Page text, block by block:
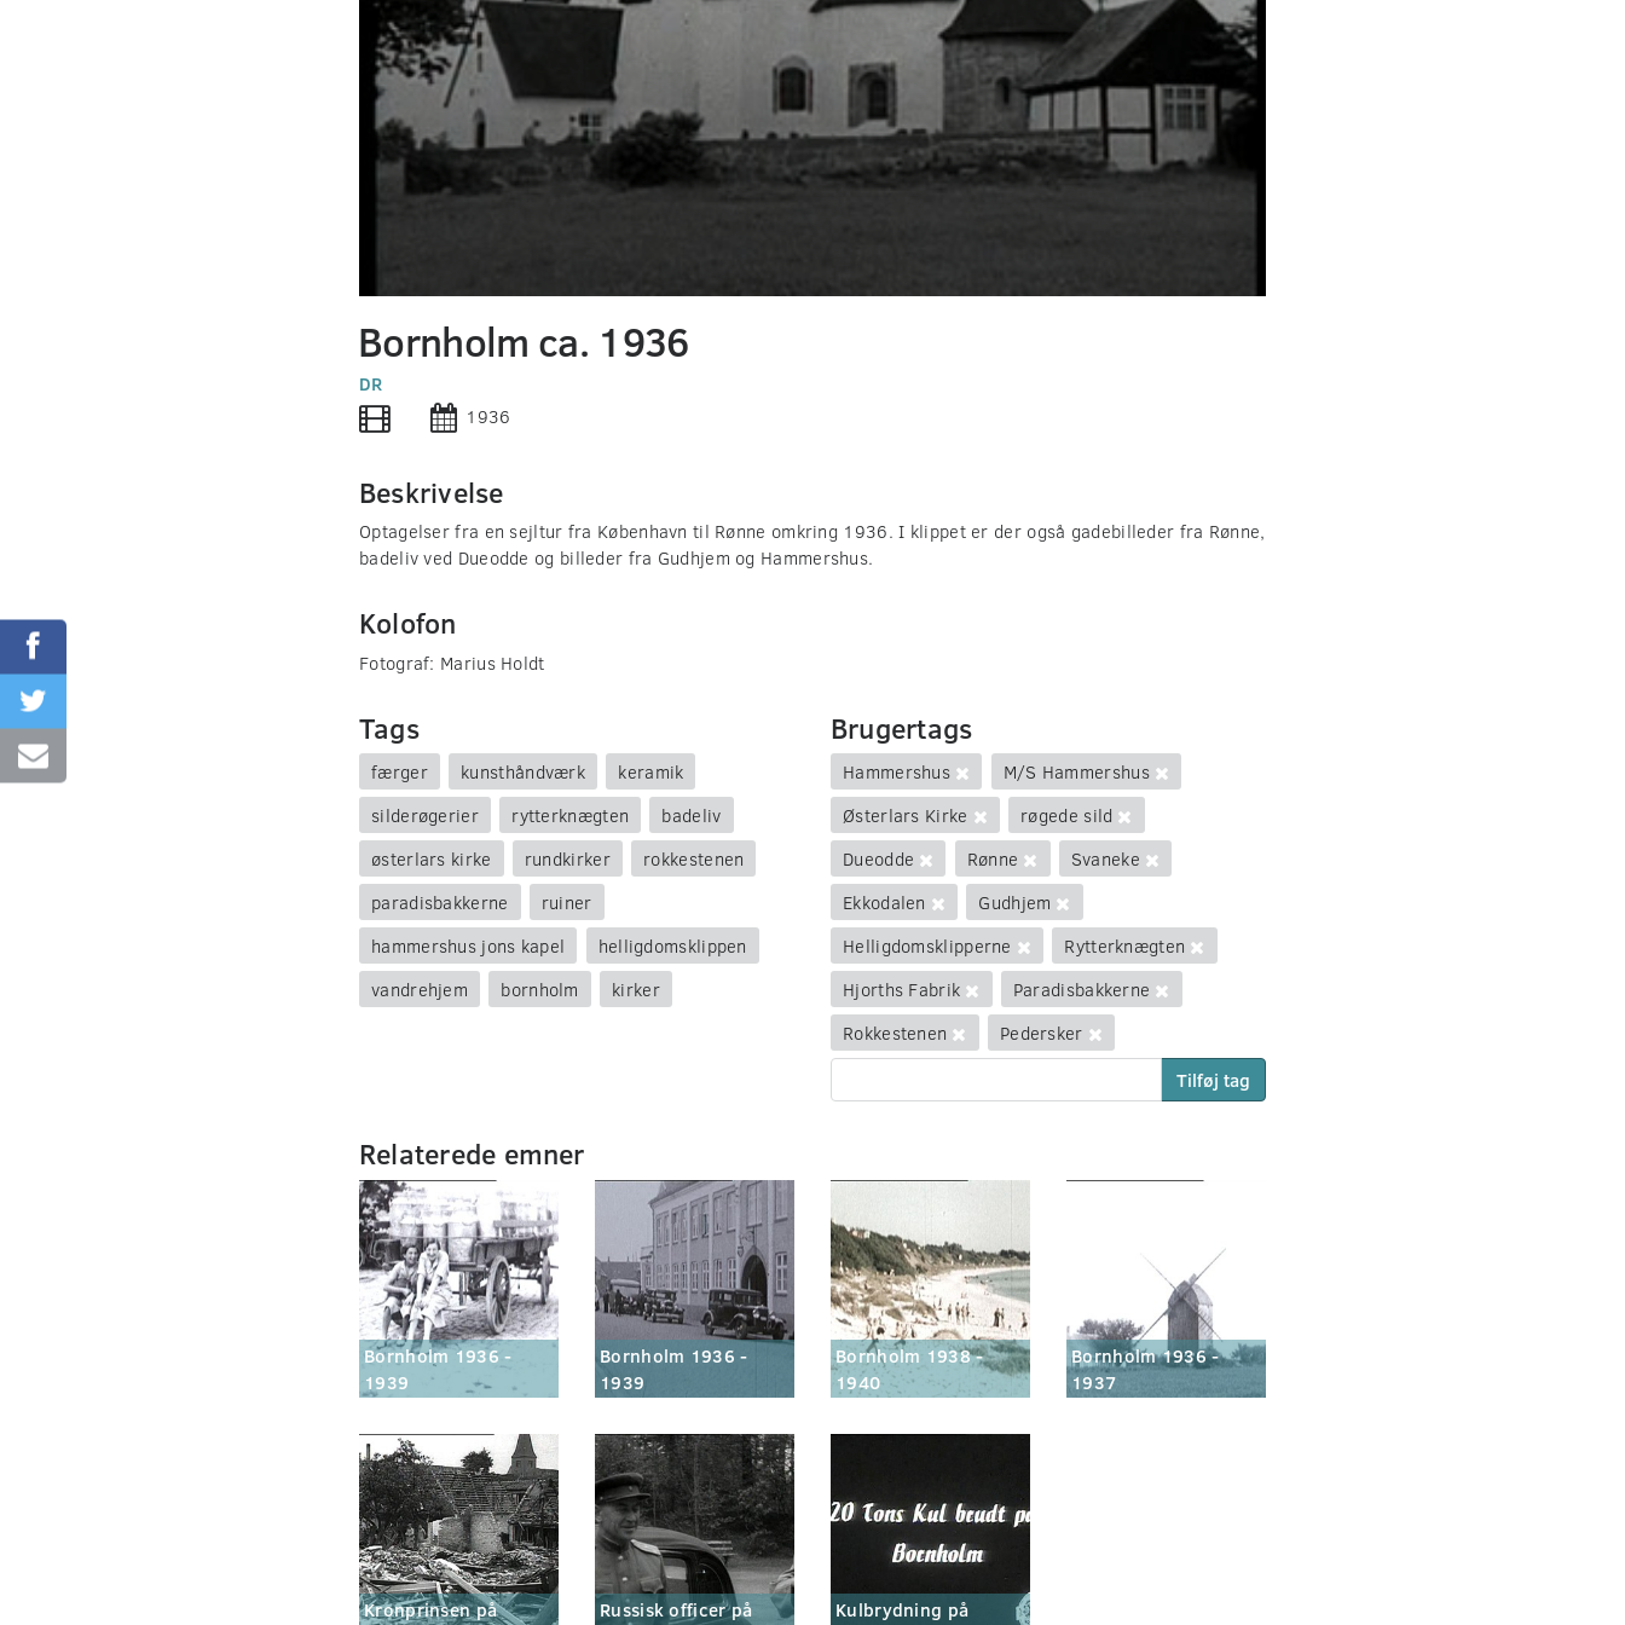
of
0
seconds
90%
Bornholm ca. 1936
DR
1936
Beskrivelse
Optagelser fra en sejltur fra København til Rønne omkring 1936. I klippet er der også gadebilleder fra Rønne,
badeliv ved Dueodde og billeder fra Gudhjem og Hammershus.
Kolofon
Fotograf: Marius Holdt
Tags
færger kunsthåndværk
keramik
silderøgerier
rytterknægten
badeliv
østerlars kirke
rundkirker
rokkestenen
paradisbakkerne
ruiner
hammershus jons kapel
helligdomsklippen
vandrehjem
bornholm kirker
Brugertags
Hammershus
M/S Hammershus
Østerlars Kirke
røgede sild
Dueodde
Rønne
Svaneke
Ekkodalen
Gudhjem
Helligdomsklipperne
Rytterknægten
Hjorths Fabrik
Paradisbakkerne
Rokkestenen
Pedersker
Tilføj tag
Relaterede emner
Bornholm 1936 -
1939
Bornholm 1936 -
1939
Bornholm 1938 -
1940
Bornholm 1936 -
1937
Kronprinsen på
Russisk officer på
Kulbrydning på